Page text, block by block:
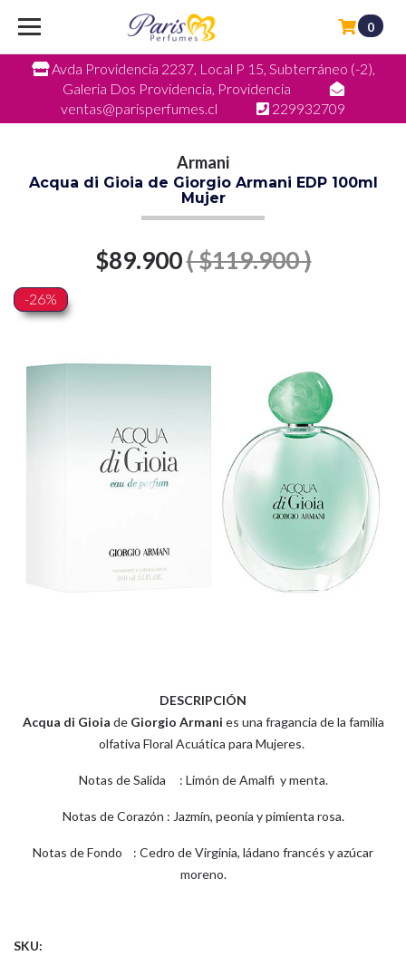
Avda Providencia 2237, Local P 15, Subterráneo (-2),
Galeria Dos Providencia, Providencia
ventas@parisperfumes.cl
229932709
0
Armani
Acqua di Gioia de Giorgio Armani EDP 100ml
Mujer
$89.900( $119.900 )
-26%
DESCRIPCIÓN
Acqua di Gioia de Giorgio Armani es una fragancia de la familia
olfativa Floral Acuática para Mujeres.
Notas de Salida : Limón de Amalfi y menta.
Notas de Corazón : Jazmín, peonía y pimienta rosa.
Notas de Fondo : Cedro de Virginia, ládano francés y azúcar
moreno.
SKU: